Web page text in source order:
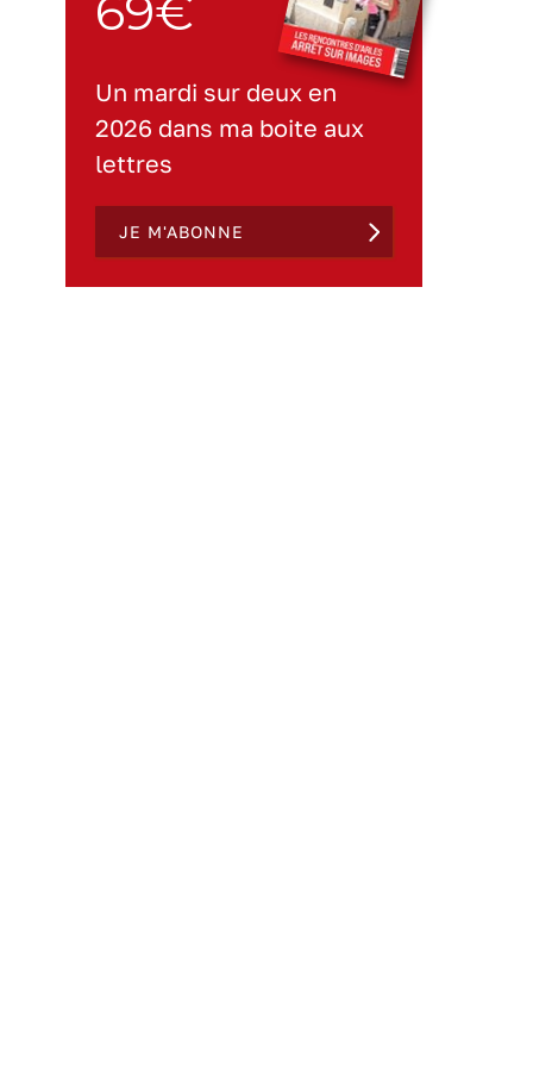
Un mardi sur deux en
2026 dans ma boite aux
lettres
JE M'ABONNE